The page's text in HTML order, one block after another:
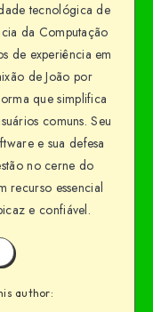
tecnológica de
da Computação
de experiência em
de João por
que simplifica
comuns. Seu
e sua defesa
no cerne do
recurso essencial
e confiável.
author: